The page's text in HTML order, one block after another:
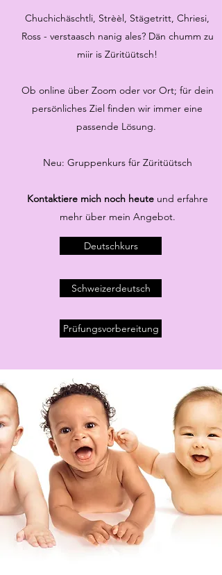
Chuchichäschtli, Strèèl, Stägetritt, Chriesi,
Ross - verstaasch nanig ales? Dän chumm zu
miir is Züritüütsch!
Ob online über Zoom oder vor Ort; für dein
persönliches Ziel finden wir immer eine
passende Lösung.
Neu: Gruppenkurs für Züritüütsch
Kontaktiere mich noch heuteund erfahre
mehr über mein Angebot.
Deutschkurs
Schweizerdeutsch
Prüfungsvorbereitung